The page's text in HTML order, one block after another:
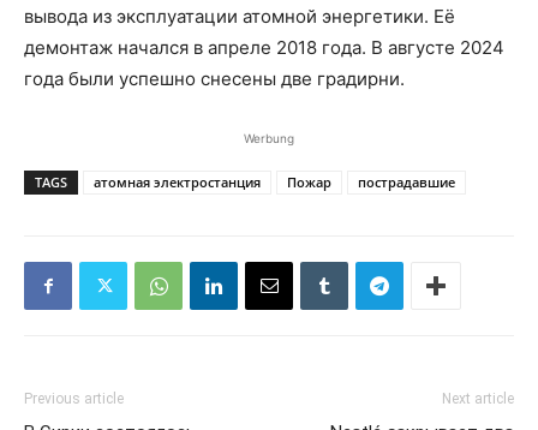
вывода из эксплуатации атомной энергетики. Её
демонтаж начался в апреле 2018 года. В августе 2024
года были успешно снесены две градирни.
Werbung
TAGS атомная электростанция Пожар пострадавшие
Previous article Next article